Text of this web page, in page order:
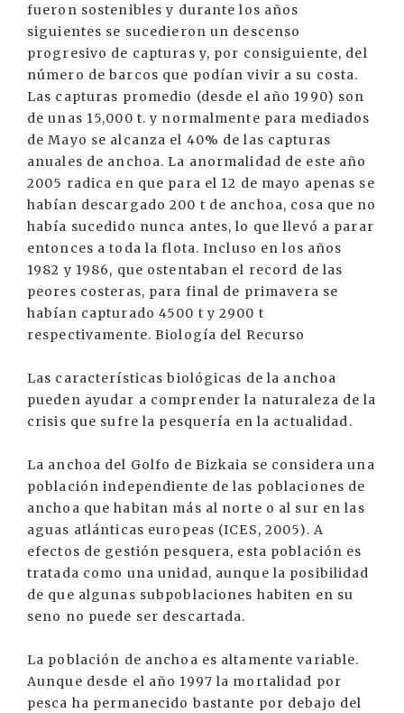
fueron sostenibles y durante los años
siguientes se sucedieron un descenso
progresivo de capturas y, por consiguiente, del
número de barcos que podían vivir a su costa.
Las capturas promedio (desde el año 1990) son
de unas 15,000 t. y normalmente para mediados
de Mayo se alcanza el 40% de las capturas
anuales de anchoa. La anormalidad de este año
2005 radica en que para el 12 de mayo apenas se
habían descargado 200 t de anchoa, cosa que no
había sucedido nunca antes, lo que llevó a parar
entonces a toda la flota. Incluso en los años
1982 y 1986, que ostentaban el record de las
peores costeras, para final de primavera se
habían capturado 4500 t y 2900 t
respectivamente. Biología del Recurso
Las características biológicas de la anchoa
pueden ayudar a comprender la naturaleza de la
crisis que sufre la pesquería en la actualidad.
La anchoa del Golfo de Bizkaia se considera una
población independiente de las poblaciones de
anchoa que habitan más al norte o al sur en las
aguas atlánticas europeas (ICES, 2005). A
efectos de gestión pesquera, esta población es
tratada como una unidad, aunque la posibilidad
de que algunas subpoblaciones habiten en su
seno no puede ser descartada.
La población de anchoa es altamente variable.
Aunque desde el año 1997 la mortalidad por
pesca ha permanecido bastante por debajo del